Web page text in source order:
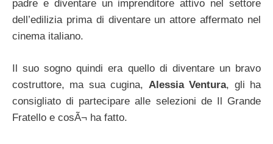
padre e diventare un imprenditore attivo nel settore
dell’edilizia prima di diventare un attore affermato nel
cinema italiano.
Il suo sogno quindi era quello di diventare un bravo
costruttore, ma sua cugina, Alessia Ventura, gli ha
consigliato di partecipare alle selezioni de Il Grande
Fratello e cosÃ¬ ha fatto.